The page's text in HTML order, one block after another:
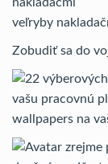
veľryby
Zobudiť sa do
wallpapers na